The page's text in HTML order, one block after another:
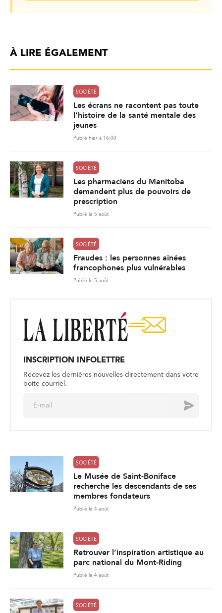
À LIRE ÉGALEMENT
SOCIÉTÉ
Les écrans ne racontent pas toute
l’histoire de la santé mentale des
jeunes
Publié hier à 16:00
SOCIÉTÉ
Les pharmaciens du Manitoba
demandent plus de pouvoirs de
prescription
Publié le 5 août
SOCIÉTÉ
Fraudes : les personnes ainées
francophones plus vulnérables
Publié le 5 août
INSCRIPTION INFOLETTRE
Recevez les dernières nouvelles directement dans votre
boite courriel.
Envoyer
SOCIÉTÉ
Le Musée de Saint-Boniface
recherche les descendants de ses
membres fondateurs
Publié le 4 août
SOCIÉTÉ
Retrouver l’inspiration artistique au
parc national du Mont-Riding
Publié le 4 août
SOCIÉTÉ